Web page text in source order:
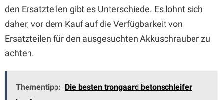
den Ersatzteilen gibt es Unterschiede. Es lohnt sich
daher, vor dem Kauf auf die Verfügbarkeit von
Ersatzteilen für den ausgesuchten Akkuschrauber zu
achten.
Thementipp: Die besten trongaard betonschleifer